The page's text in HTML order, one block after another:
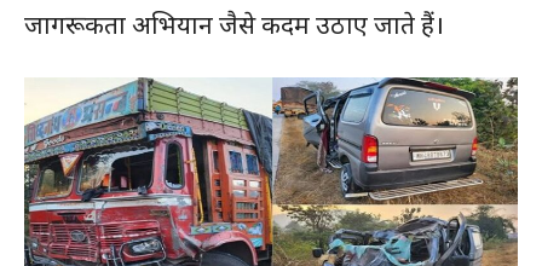
जागरूकता अभियान जैसे कदम उठाए जाते हैं।